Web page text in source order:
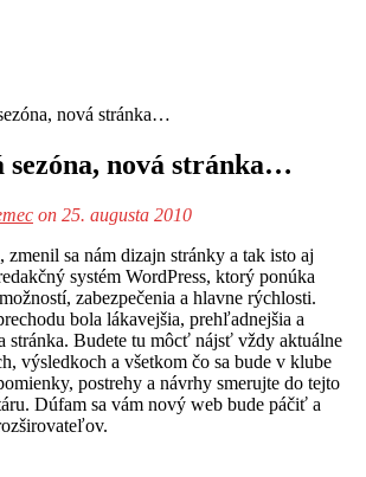
nová stránka…
sezóna, nová stránka…
on 25. augusta 2010
sa nám dizajn stránky a tak isto aj
systém WordPress, ktorý ponúka
zabezpečenia a hlavne rýchlosti.
bola lákavejšia, prehľadnejšia a
stránka. Budete tu môcť nájsť vždy aktuálne
výsledkoch a všetkom čo sa bude v klube
postrehy a návrhy smerujte do tejto
Dúfam sa vám nový web bude páčiť a